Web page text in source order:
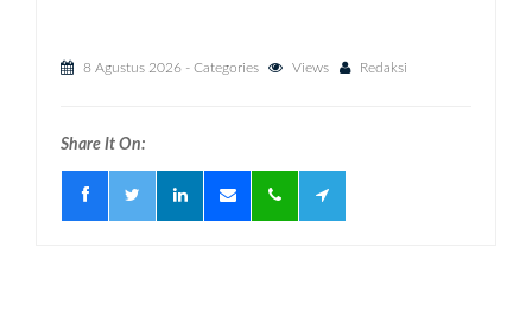
8 Agustus 2026 - Categories Views Redaksi
Share It On: